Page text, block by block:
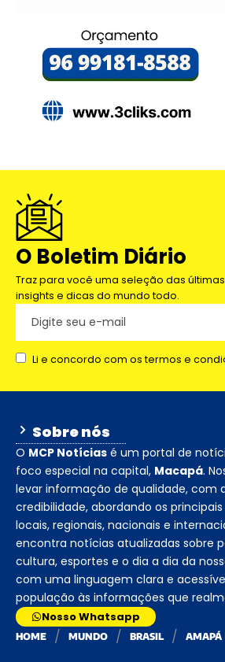
O Boletim Diário
Traz para você uma seleção das
insights e dicas do mundo todo.
Li e concordo com os termos e
Sobre nós
O MCP Notícias é um portal de
foco especial na capital, Macapá.
levar informação de qualidade, com
credibilidade, abordando os
locais, regionais, nacionais e
encontra notícias atualizadas sobre
cultura, esportes e o dia a dia da
com uma linguagem clara e
população às informações que
Nosso Whatsapp
HOME MUNDO BRASIL AMAPÁ